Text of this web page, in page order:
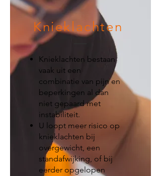
Knieklachten
Knieklachten bestaan
vaak uit een
combinatie van pijn en
beperkingen al dan
niet gepaard met
instabiliteit.
U loopt meer risico op
knieklachten bij
overgewicht, een
standafwijking, of bij
eerder opgelopen